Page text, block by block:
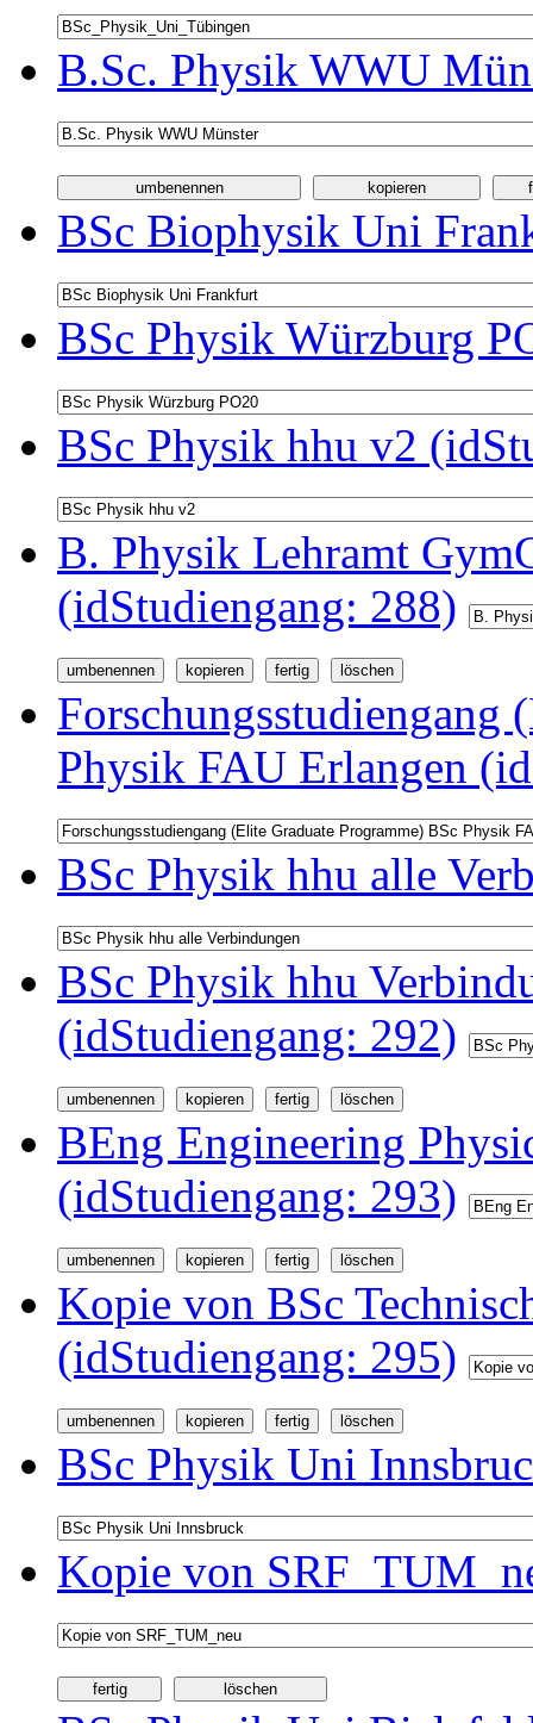
B.Sc. Physik WWU
BSc Biophysik Uni
BSc Physik Würzburg
BSc Physik hhu v2
B. Physik Lehramt
(idStudiengang: 288)
Forschungsstudiengang
Physik FAU Erlangen
BSc Physik hhu alle
BSc Physik hhu
(idStudiengang: 292)
BEng Engineering
(idStudiengang: 293)
Kopie von BSc
(idStudiengang: 295)
BSc Physik Uni
Kopie von